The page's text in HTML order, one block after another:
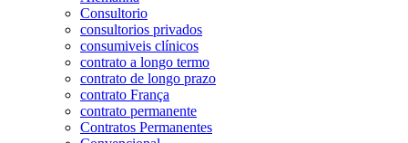
Consultorio
consultorios privados
consumiveis clínicos
contrato a longo termo
contrato de longo prazo
contrato França
contrato permanente
Contratos Permanentes